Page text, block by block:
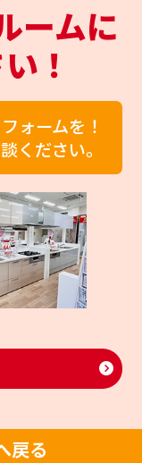
ームに
！
ォームを！
ください。
戻る